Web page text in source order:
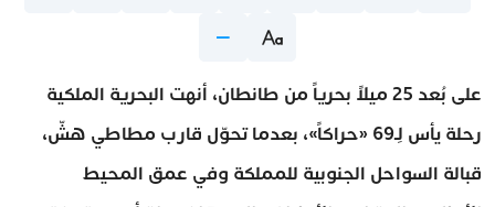
على بُعد 25 ميلاً بحرياً من طانطان، أنهت البحرية الملكية
رحلة يأس لِـ69 «حراكاً»، بعدما تحوّل قارب مطاطي هشّ،
قبالة السواحل الجنوبية للمملكة وفي عمق المحيط